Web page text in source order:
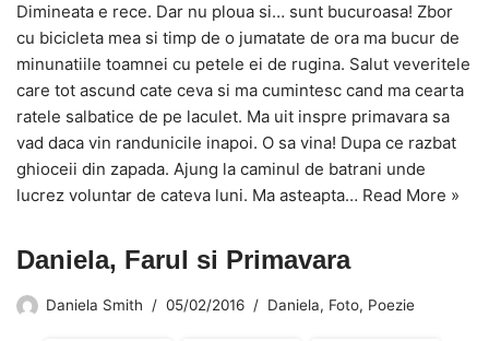
Dimineata e rece. Dar nu ploua si… sunt bucuroasa! Zbor
cu bicicleta mea si timp de o jumatate de ora ma bucur de
minunatiile toamnei cu petele ei de rugina. Salut veveritele
care tot ascund cate ceva si ma cumintesc cand ma cearta
ratele salbatice de pe laculet. Ma uit inspre primavara sa
vad daca vin randunicile inapoi. O sa vina! Dupa ce razbat
ghioceii din zapada. Ajung la caminul de batrani unde
lucrez voluntar de cateva luni. Ma asteapta… Read More »
Daniela, Farul si Primavara
Daniela Smith 05/02/2016 Daniela, Foto, Poezie